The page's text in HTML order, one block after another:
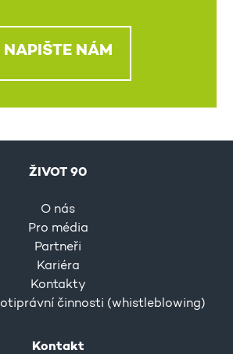
NAPIŠTE NÁM
ŽIVOT 90
O nás
Pro média
Partneři
Kariéra
Kontakty
činnosti (whistleblowing)
Kontakt